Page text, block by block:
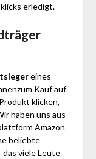
erledigt.
eines
Kauf auf
klicken,
haben uns aus
Amazon
beliebte
viele Leute